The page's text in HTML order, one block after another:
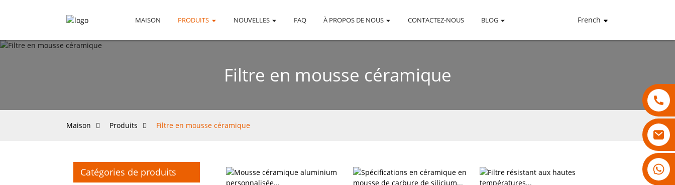
MAISON PRODUITS NOUVELLES FAQ À PROPOS DE NOUS CONTACTEZ-NOUS BLOG French
Filtre en mousse céramique
Maison Produits Filtre en mousse céramique
Catégories de produits